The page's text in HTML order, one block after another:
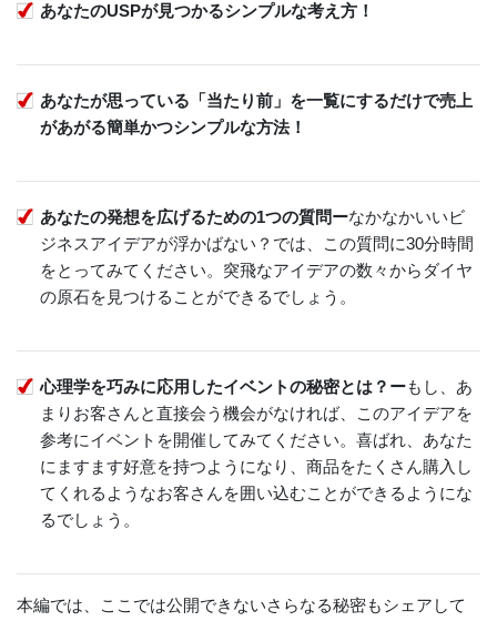
あなたのUSPが見つかるシンプルな考え方！
あなたが思っている「当たり前」を一覧にするだけで売上
があがる簡単かつシンプルな方法！
あなたの発想を広げるための1つの質問ーなかなかいいビ
ジネスアイデアが浮かばない？では、この質問に30分時間
をとってみてください。突飛なアイデアの数々からダイヤ
の原石を見つけることができるでしょう。
心理学を巧みに応用したイベントの秘密とは？ーもし、あ
まりお客さんと直接会う機会がなければ、このアイデアを
参考にイベントを開催してみてください。喜ばれ、あなた
にますます好意を持つようになり、商品をたくさん購入し
てくれるようなお客さんを囲い込むことができるようにな
るでしょう。
本編では、ここでは公開できないさらなる秘密もシェアして